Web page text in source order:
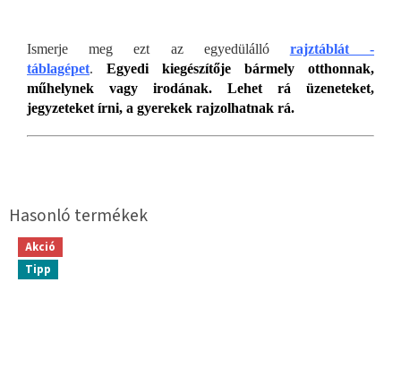
Ismerje meg ezt az egyedülálló rajztáblát -
táblagépet. Egyedi kiegészítője bármely otthonnak,
műhelynek vagy irodának. Lehet rá üzeneteket,
jegyzeteket írni, a gyerekek rajzolhatnak rá.
Akció
Tipp